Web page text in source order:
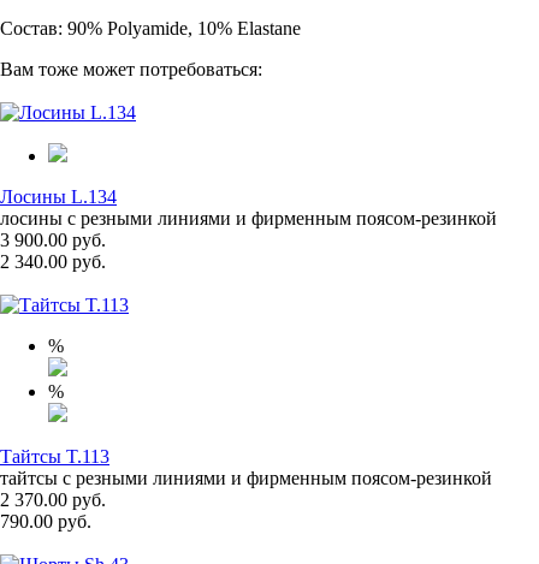
Состав: 90% Polyamide, 10% Elastane
Вам тоже может потребоваться:
Лосины L.134
лосины с резными линиями и фирменным поясом-резинкой
3 900.00 руб.
2 340.00 руб.
%
%
Тайтсы T.113
тайтсы с резными линиями и фирменным поясом-резинкой
2 370.00 руб.
790.00 руб.